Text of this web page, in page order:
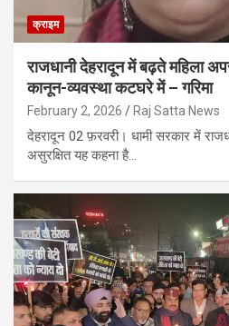
क्राइम
राजधानी देहरादून में बढ़ते महिला
कानून-व्यवस्था कटघरे में – गरिमा
February 2, 2026 Raj Satta News
देहरादून 02 फ़रवरी। धामी सरकार में
असुरक्षित यह कहना है…